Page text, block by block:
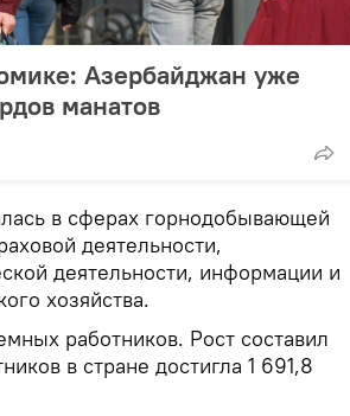
Азербайджан уже
манатов
в сферах горнодобывающей
деятельности,
деятельности, информации и
хозяйства.
работников. Рост составил
в стране достигла 1 691,8